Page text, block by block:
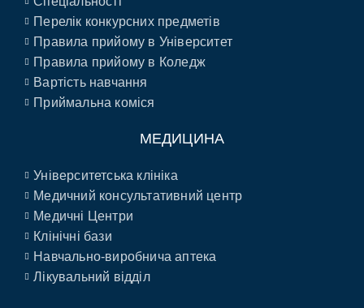
Перелік конкурсних предметів
Правила прийому в Університет
Правила прийому в Коледж
Вартість навчання
Приймальна коміся
МЕДИЦИНА
Університетська клініка
Медичний консультативний центр
Медичні Центри
Клінічні бази
Навчально-виробнича аптека
Лікувальний відділ